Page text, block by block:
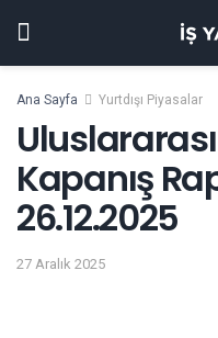
Ana Sayfa Yurtdışı Piyasalar
Kapanış
26.12.2025
27 Aralık 2025